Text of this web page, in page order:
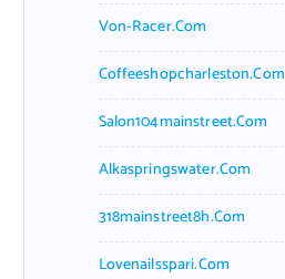
Von-Racer.com
Coffeeshopcharleston.com
Salon104mainstreet.com
Alkaspringswater.com
318mainstreet8h.com
Lovenailsspari.com